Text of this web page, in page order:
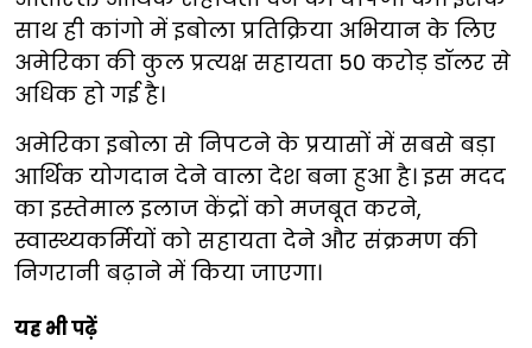
साथ ही कांगो में इबोला प्रतिक्रिया अभियान के लिए
अमेरिका की कुल प्रत्यक्ष सहायता 50 करोड़ डॉलर से
अधिक हो गई है।
अमेरिका इबोला से निपटने के प्रयासों में सबसे बड़ा
आर्थिक योगदान देने वाला देश बना हुआ है। इस मदद
का इस्तेमाल इलाज केंद्रों को मजबूत करने,
स्वास्थ्यकर्मियों को सहायता देने और संक्रमण की
निगरानी बढ़ाने में किया जाएगा।
यह भी पढ़ें